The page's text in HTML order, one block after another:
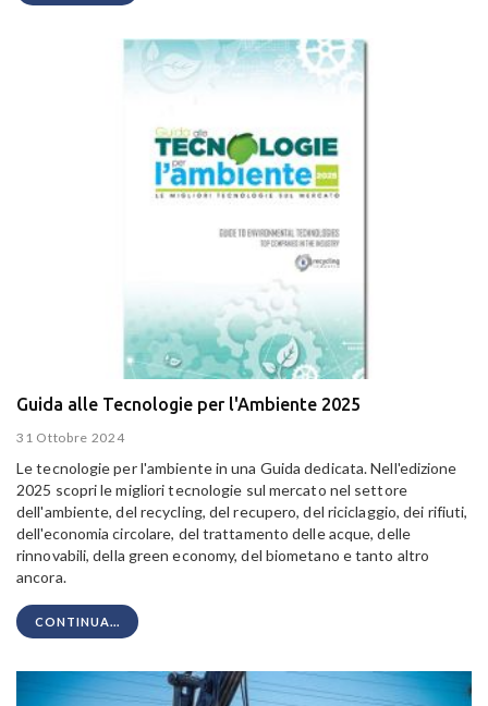
Guida alle Tecnologie per l'Ambiente 2025
31 Ottobre 2024
Le tecnologie per l'ambiente in una Guida dedicata. Nell'edizione
2025 scopri le migliori tecnologie sul mercato nel settore
dell'ambiente, del recycling, del recupero, del riciclaggio, dei rifiuti,
dell'economia circolare, del trattamento delle acque, delle
rinnovabili, della green economy, del biometano e tanto altro
ancora.
CONTINUA...